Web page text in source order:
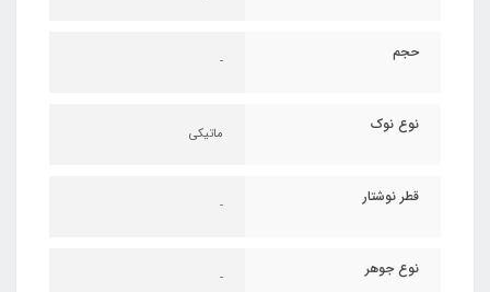
حجم -
نوع نوک ماتیکی
قطر نوشتار -
نوع جوهر -